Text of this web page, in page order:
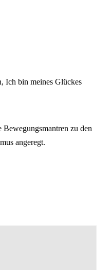
Ich bin meines Glückes
zu den
angeregt.